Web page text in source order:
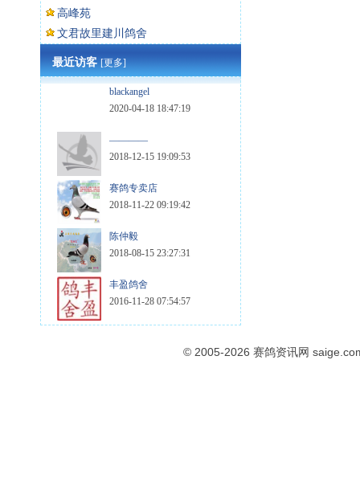
高峰苑
文君故里建川鸽舍
最近访客[更多]
blackangel
2020-04-18 18:47:19
————
2018-12-15 19:09:53
赛鸽专卖店
2018-11-22 09:19:42
陈仲毅
2018-08-15 23:27:31
丰盈鸽舍
2016-11-28 07:54:57
© 2005-2026 赛鸽资讯网